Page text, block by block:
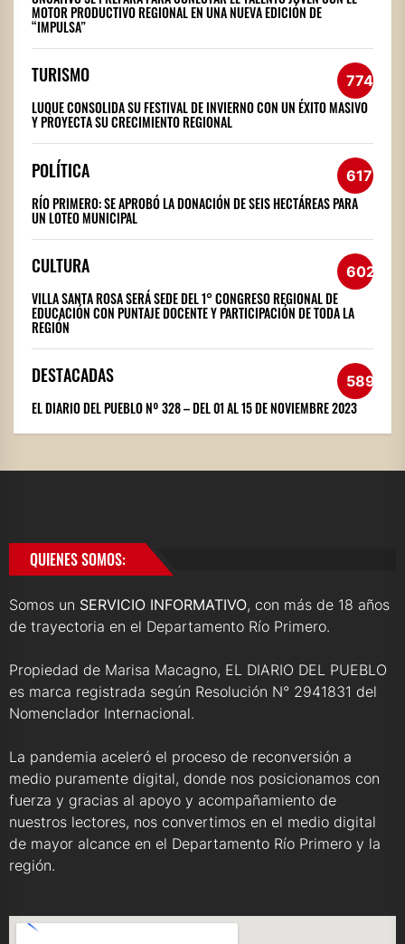
MOTOR PRODUCTIVO REGIONAL EN UNA NUEVA EDICIÓN DE
“IMPULSA”
TURISMO 774
LUQUE CONSOLIDA SU FESTIVAL DE INVIERNO CON UN ÉXITO MASIVO
Y PROYECTA SU CRECIMIENTO REGIONAL
POLÍTICA 617
RÍO PRIMERO: SE APROBÓ LA DONACIÓN DE SEIS HECTÁREAS PARA
UN LOTEO MUNICIPAL
CULTURA 602
VILLA SANTA ROSA SERÁ SEDE DEL 1° CONGRESO REGIONAL DE
EDUCACIÓN CON PUNTAJE DOCENTE Y PARTICIPACIÓN DE TODA LA
REGIÓN
DESTACADAS 589
EL DIARIO DEL PUEBLO Nº 328 – DEL 01 AL 15 DE NOVIEMBRE 2023
QUIENES SOMOS:
Somos un SERVICIO INFORMATIVO, con más de 18 años
de trayectoria en el Departamento Río Primero.
Propiedad de Marisa Macagno, EL DIARIO DEL PUEBLO
es marca registrada según Resolución N° 2941831 del
Nomenclador Internacional.
La pandemia aceleró el proceso de reconversión a
medio puramente digital, donde nos posicionamos con
fuerza y gracias al apoyo y acompañamiento de
nuestros lectores, nos convertimos en el medio digital
de mayor alcance en el Departamento Río Primero y la
región.